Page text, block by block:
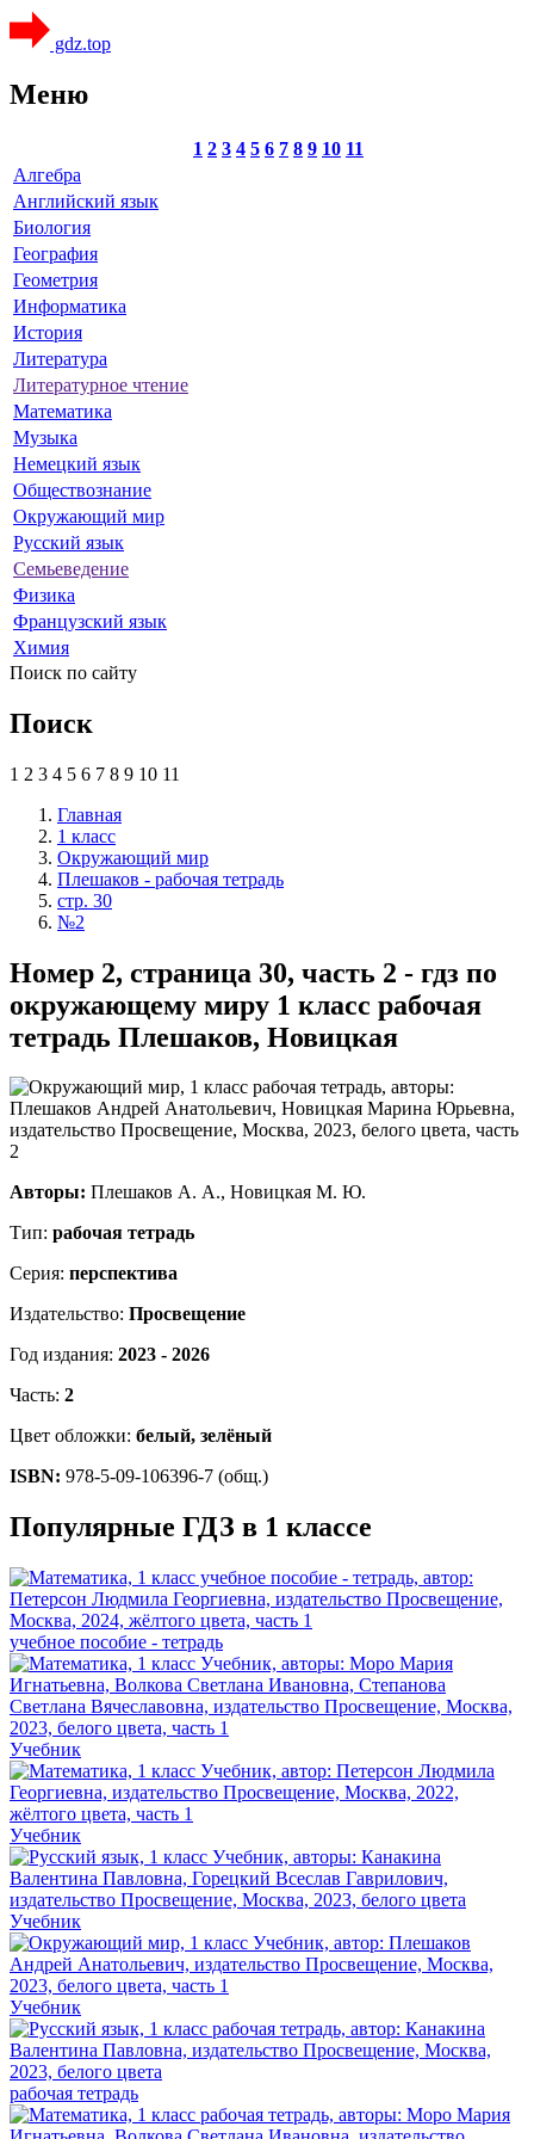
gdz.top
Меню
1 2 3 4 5 6 7 8 9 10 11
Алгебра
Английский язык
Биология
География
Геометрия
Информатика
История
Литература
Литературное чтение
Математика
Музыка
Немецкий язык
Обществознание
Окружающий мир
Русский язык
Семьеведение
Физика
Французский язык
Химия
Поиск по сайту
Поиск
1 2 3 4 5 6 7 8 9 10 11
Главная
1 класс
Окружающий мир
Плешаков - рабочая тетрадь
стр. 30
№2
Номер 2, страница 30, часть 2 - гдз по
окружающему миру 1 класс рабочая
тетрадь Плешаков, Новицкая
Авторы: Плешаков А. А., Новицкая М. Ю.
Тип: рабочая тетрадь
Серия: перспектива
Издательство: Просвещение
Год издания: 2023 - 2026
Часть: 2
Цвет обложки: белый, зелёный
ISBN: 978-5-09-106396-7 (общ.)
Популярные ГДЗ в 1 классе
учебное пособие - тетрадь
Учебник
Учебник
Учебник
Учебник
рабочая тетрадь